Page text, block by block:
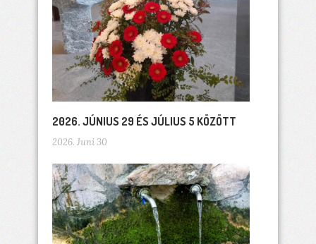
2026. JÚNIUS 29 ÉS JÚLIUS 5 KÖZÖTT
2026. Juni 30